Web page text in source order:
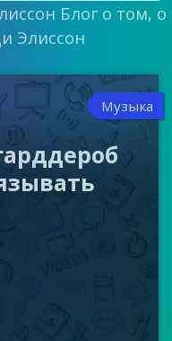
Блог о том, о
Элиссон
Музыка